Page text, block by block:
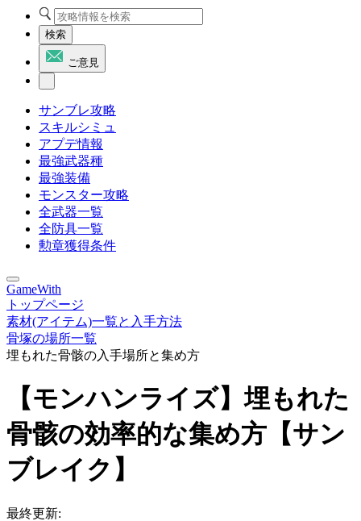
検索
ご意見
サンブレ攻略
スキルシミュ
アプデ情報
最強武器種
最強装備
モンスター攻略
全武器一覧
全防具一覧
勲章獲得条件
GameWith
トップページ
素材(アイテム)一覧と入手方法
骨塚の場所一覧
埋もれた骨骸の入手場所と集め方
【モンハンライズ】埋もれた
骨骸の効率的な集め方【サン
ブレイク】
最終更新: